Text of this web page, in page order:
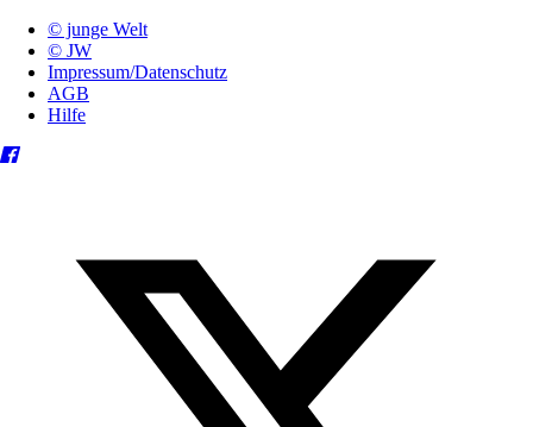
© junge Welt
© JW
Impressum/Datenschutz
AGB
Hilfe